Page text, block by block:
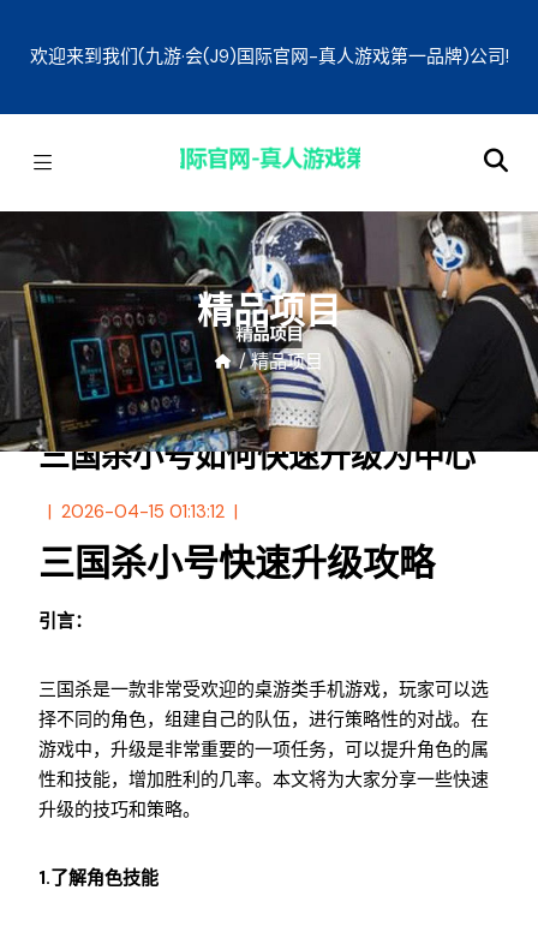
欢迎来到我们(九游·会(J9)国际官网-真人游戏第一品牌)公司!
精品项目
/ 精品项目
三国杀小号如何快速升级为中心
2026-04-15 01:13:12
三国杀小号快速升级攻略
引言：
三国杀是一款非常受欢迎的桌游类手机游戏，玩家可以选
择不同的角色，组建自己的队伍，进行策略性的对战。在
游戏中，升级是非常重要的一项任务，可以提升角色的属
性和技能，增加胜利的几率。本文将为大家分享一些快速
升级的技巧和策略。
1.了解角色技能